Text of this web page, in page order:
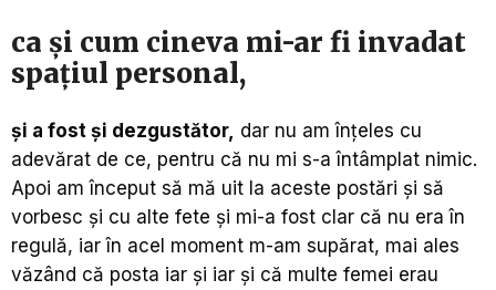
ca și cum cineva mi-ar fi invadat
spațiul personal,
și a fost și dezgustător, dar nu am înțeles cu
adevărat de ce, pentru că nu mi s-a întâmplat nimic.
Apoi am început să mă uit la aceste postări și să
vorbesc și cu alte fete și mi-a fost clar că nu era în
regulă, iar în acel moment m-am supărat, mai ales
văzând că posta iar și iar și că multe femei erau